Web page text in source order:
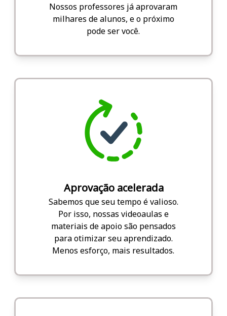
Nossos professores já aprovaram
milhares de alunos, e o próximo
pode ser você.
Aprovação acelerada
Sabemos que seu tempo é valioso.
Por isso, nossas videoaulas e
materiais de apoio são pensados
para otimizar seu aprendizado.
Menos esforço, mais resultados.